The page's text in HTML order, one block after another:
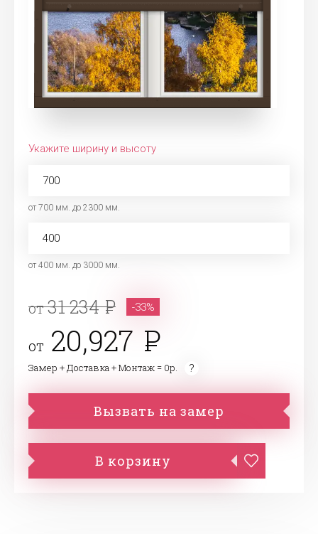
Укажите ширину и высоту
от 700 мм. до 2300 мм.
от 400 мм. до 3000 мм.
от31 234 -33%
от 20,927
Замер + Доставка + Монтаж = 0р.
Вызвать на замер
В корзину